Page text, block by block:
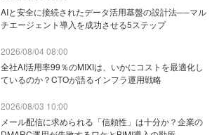
AIと安全に接続されたデータ活用基盤の設計法──マル
チエージェント導入を成功させる5ステップ
2026/08/04 08:00
全社AI活用率99％のMIXIは、いかにコストを最適化し
ているのか？CTOが語るインフラ運用戦略
2026/08/03 10:00
メール配信に求められる「信頼性」は十分か？企業の